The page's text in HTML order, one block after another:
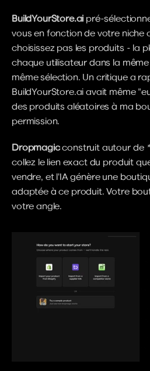
BuildYourStore.ai pré-
vous en fonction de votre niche
choisissez pas les produits - la
chaque utilisateur dans la
même sélection. Un critique a
BuildYourStore.ai avait même
des produits aléatoires à ma
permission.
Dropmagic construit autour de
collez le lien exact du produit
vendre, et l'IA génère une
adaptée à ce produit. Votre
votre angle.